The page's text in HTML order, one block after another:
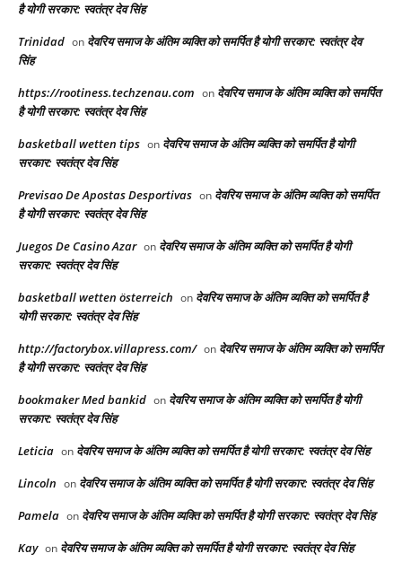
है योगी सरकार: स्वतंत्र देव सिंह
Trinidad on देवरिय समाज के अंतिम व्यक्ति को समर्पित है योगी सरकार: स्वतंत्र देव
सिंह
https://rootiness.techzenau.com on देवरिय समाज के अंतिम व्यक्ति को समर्पित
है योगी सरकार: स्वतंत्र देव सिंह
basketball wetten tips on देवरिय समाज के अंतिम व्यक्ति को समर्पित है योगी
सरकार: स्वतंत्र देव सिंह
Previsao De Apostas Desportivas on देवरिय समाज के अंतिम व्यक्ति को समर्पित
है योगी सरकार: स्वतंत्र देव सिंह
Juegos De Casino Azar on देवरिय समाज के अंतिम व्यक्ति को समर्पित है योगी
सरकार: स्वतंत्र देव सिंह
basketball wetten österreich on देवरिय समाज के अंतिम व्यक्ति को समर्पित है
योगी सरकार: स्वतंत्र देव सिंह
http://factorybox.villapress.com/ on देवरिय समाज के अंतिम व्यक्ति को समर्पित
है योगी सरकार: स्वतंत्र देव सिंह
bookmaker Med bankid on देवरिय समाज के अंतिम व्यक्ति को समर्पित है योगी
सरकार: स्वतंत्र देव सिंह
Leticia on देवरिय समाज के अंतिम व्यक्ति को समर्पित है योगी सरकार: स्वतंत्र देव सिंह
Lincoln on देवरिय समाज के अंतिम व्यक्ति को समर्पित है योगी सरकार: स्वतंत्र देव सिंह
Pamela on देवरिय समाज के अंतिम व्यक्ति को समर्पित है योगी सरकार: स्वतंत्र देव सिंह
Kay on देवरिय समाज के अंतिम व्यक्ति को समर्पित है योगी सरकार: स्वतंत्र देव सिंह